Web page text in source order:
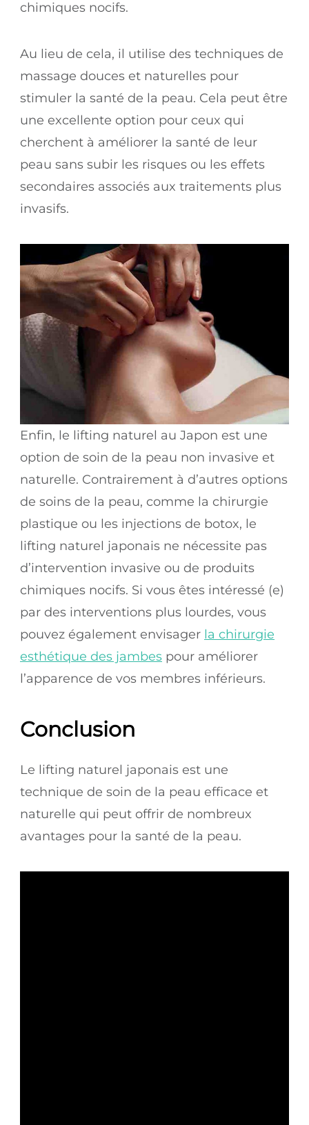
chimiques nocifs.
Au lieu de cela, il utilise des techniques de
massage douces et naturelles pour
stimuler la santé de la peau. Cela peut être
une excellente option pour ceux qui
cherchent à améliorer la santé de leur
peau sans subir les risques ou les effets
secondaires associés aux traitements plus
invasifs.
Enfin, le lifting naturel au Japon est une
option de soin de la peau non invasive et
naturelle. Contrairement à d’autres options
de soins de la peau, comme la chirurgie
plastique ou les injections de botox, le
lifting naturel japonais ne nécessite pas
d’intervention invasive ou de produits
chimiques nocifs. Si vous êtes intéressé (e)
par des interventions plus lourdes, vous
pouvez également envisager la chirurgie
esthétique des jambes pour améliorer
l’apparence de vos membres inférieurs.
Conclusion
Le lifting naturel japonais est une
technique de soin de la peau efficace et
naturelle qui peut offrir de nombreux
avantages pour la santé de la peau.